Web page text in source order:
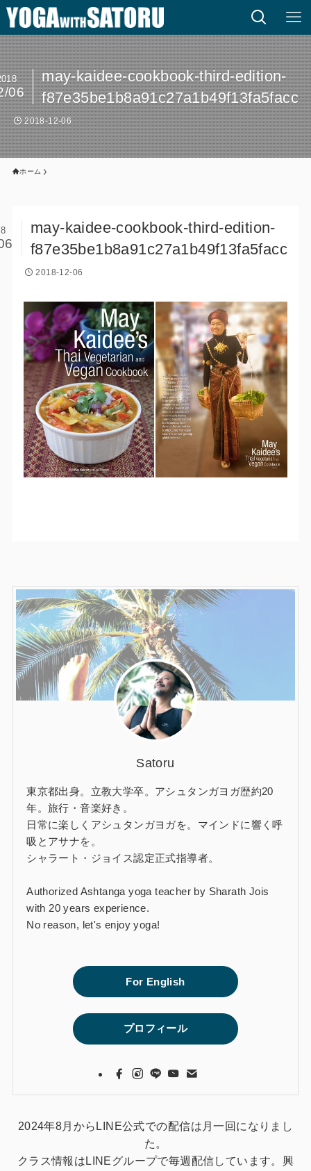
may-kaidee-cookbook-third-edition-
f87e35be1b8a91c27a1b49f13fa5facc
06
2018-12-06
ホーム
may-kaidee-cookbook-third-edition-
f87e35be1b8a91c27a1b49f13fa5facc
2018-12-06
Satoru
東京都出身。立教大学卒。アシュタンガヨガ歴約20
年。旅行・音楽好き。
日常に楽しくアシュタンガヨガを。マインドに響く呼
吸とアサナを。
シャラート・ジョイス認定正式指導者。
Authorized Ashtanga yoga teacher by Sharath Jois
with 20 years experience.
No reason, let's enjoy yoga!
For English
プロフィール
2024年8月からLINE公式での配信は月一回になりまし
た。
クラス情報はLINEグループで毎週配信しています。興